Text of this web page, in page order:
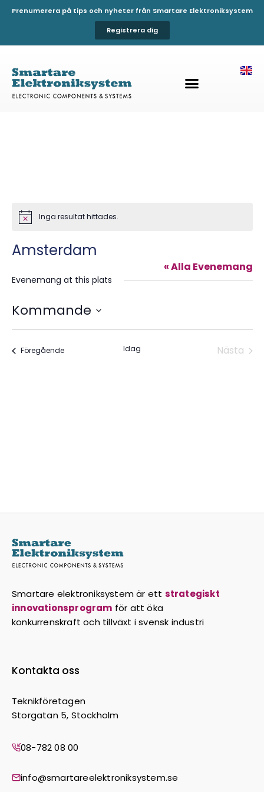
Prenumerera på tips och nyheter från Smartare Elektroniksystem
Registrera dig
Notis Inga resultat hittades.
Amsterdam
« Alla Evenemang
Evenemang at this plats
Kommande
FöregåendeEvenemang Idag
Nästa
Smartare elektroniksystem är ett strategiskt
innovationsprogram för att öka
konkurrenskraft och tillväxt i svensk industri
Kontakta oss
Teknikföretagen
Storgatan 5, Stockholm
08-782 08 00
info@smartareelektroniksystem.se